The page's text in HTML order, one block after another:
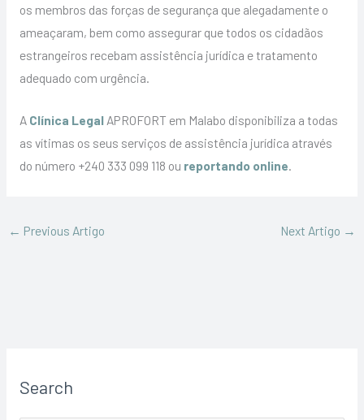
os membros das forças de segurança que alegadamente o
ameaçaram, bem como assegurar que todos os cidadãos
estrangeiros recebam assistência jurídica e tratamento
adequado com urgência.
A Clínica LegalAPROFORT em Malabo disponibiliza a todas
as vítimas os seus serviços de assistência jurídica através
do número +240 333 099 118 ou reportando online.
← Previous Artigo Next Artigo →
Search